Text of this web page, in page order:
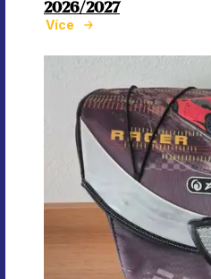
2026/2027
Více